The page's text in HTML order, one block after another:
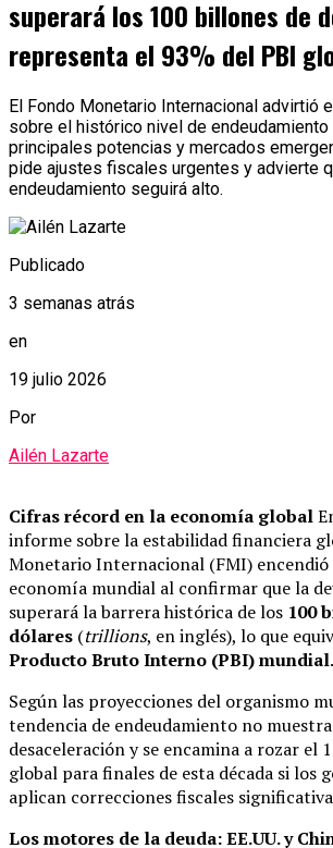
superará los 100 billones de
representa el 93% del PBI
El Fondo Monetario Internacional advirtió
sobre el histórico nivel de
principales potencias y mercados
pide ajustes fiscales urgentes y advierte
endeudamiento seguirá alto.
Publicado
3 semanas atrás
en
19 julio 2026
Por
Ailén Lazarte
Cifras récord en la economía global
informe sobre la estabilidad financiera
Monetario Internacional (FMI) encendió
economía mundial al confirmar que la
superará la barrera histórica de los 100
dólares (trillions, en inglés), lo que
Producto Bruto Interno (PBI) mundial.
Según las proyecciones del organismo
tendencia de endeudamiento no
desaceleración y se encamina a rozar el
global para finales de esta década si los
aplican correcciones fiscales
Los motores de la deuda: EE.UU. y